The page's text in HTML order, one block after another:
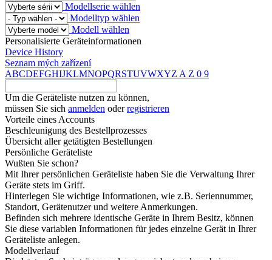
Modellserie wählen
Modelltyp wählen
Modell wählen
Personalisierte Geräteinformationen
Device History
Seznam mých zařízení
ABCDEFGHIJKLMNOPQRSTUVWXYZ A Z 0 9
Um die Geräteliste nutzen zu können,
müssen Sie sich anmelden oderregistrieren
Vorteile eines Accounts
Beschleunigung des Bestellprozesses
Übersicht aller getätigten Bestellungen
Persönliche Geräteliste
Wußten Sie schon?
Mit Ihrer persönlichen Geräteliste haben Sie die Verwaltung Ihrer
Geräte stets im Griff.
Hinterlegen Sie wichtige Informationen, wie z.B. Seriennummer,
Standort, Gerätenutzer und weitere Anmerkungen.
Befinden sich mehrere identische Geräte in Ihrem Besitz, können
Sie diese variablen Informationen für jedes einzelne Gerät in Ihrer
Geräteliste anlegen.
Modellverlauf